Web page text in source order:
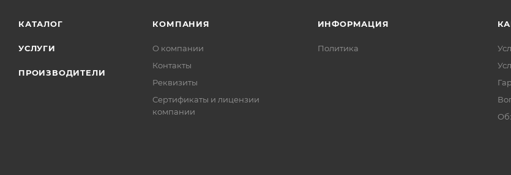
КАТАЛОГ
УСЛУГИ
ПРОИЗВОДИТЕЛИ
КОМПАНИЯ
О компании
Контакты
Реквизиты
Сертификаты и лицензии
компании
ИНФОРМАЦИЯ
Политика